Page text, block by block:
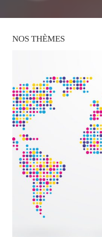
NOS THÈMES